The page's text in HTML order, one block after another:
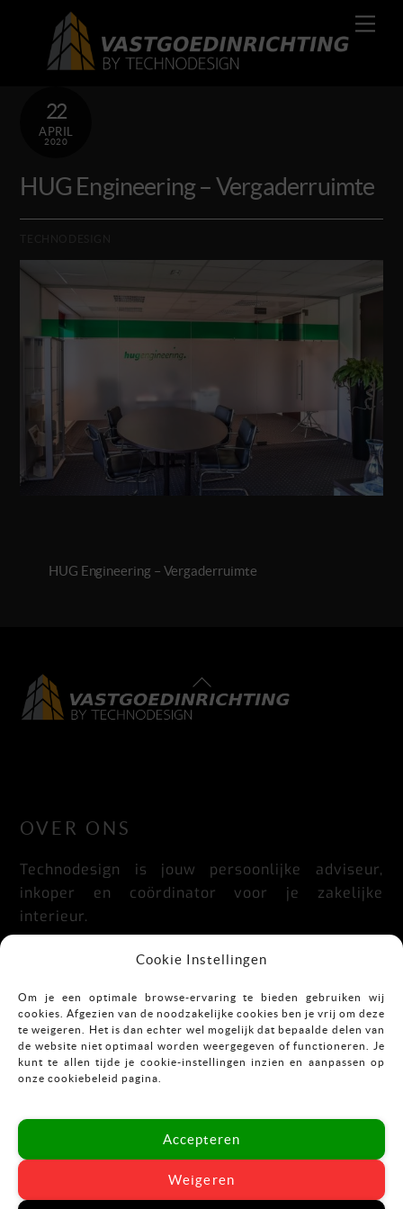
Cookie Instellingen
Om je een optimale browse-ervaring te bieden gebruiken wij
cookies. Afgezien van de noodzakelijke cookies ben je vrij om deze
te weigeren. Het is dan echter wel mogelijk dat bepaalde delen van
de website niet optimaal worden weergegeven of functioneren. Je
kunt te allen tijde je cookie-instellingen inzien en aanpassen op
onze cookiebeleid pagina.
Accepteren
Weigeren
content
22
APRIL
2020
HUG Engineering – Vergaderruimte
HUG Engineering – Vergaderruimte
Back
To
OVER ONS
Technodesign is jouw persoonlijke adviseur,
inkoper en coördinator voor je zakelijke
interieur.
Praktisch, doordacht, stijlvol en flexibel.
CONTACT
Mekkelholtsweg 7
E:info@vastgoedinrichting.nl